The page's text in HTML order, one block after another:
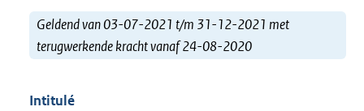
Geldend van 03-07-2021 t/m 31-12-2021 met
terugwerkende kracht vanaf 24-08-2020
Intitulé